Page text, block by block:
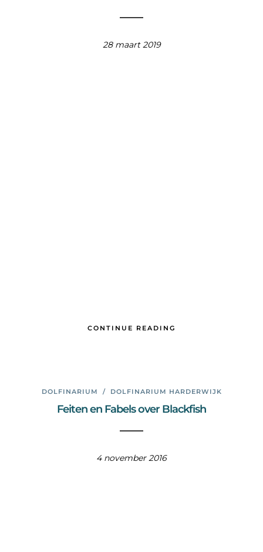
28 maart 2019
CONTINUE READING
DOLFINARIUM / DOLFINARIUM HARDERWIJK
Feiten en Fabels over Blackfish
4 november 2016